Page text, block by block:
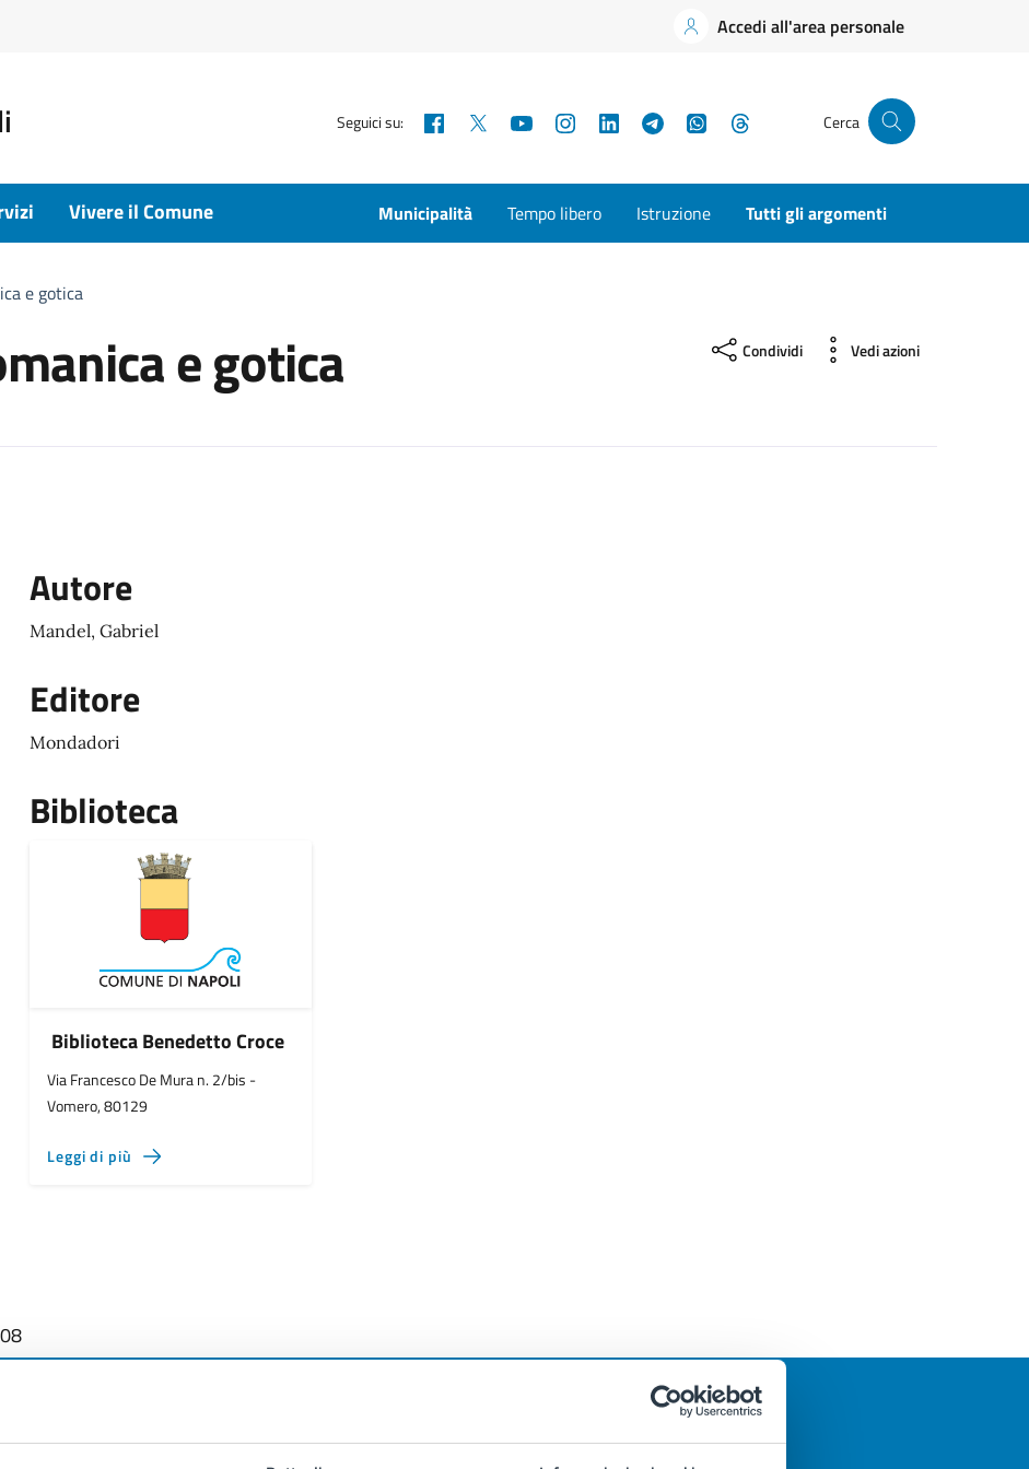
Accedi all'area personale
Seguici su: Facebook YouTubeInstagramLinkedInTelegramWhatsApp Cerca
Vivere il Comune Municipalità Tempo libero Istruzione Tutti gli argomenti
e gotica
e gotica Condividi Vedi azioni
Autore
Mandel, Gabriel
Editore
Mondadori
Biblioteca
Biblioteca Benedetto Croce
Via Francesco De Mura n. 2/bis -
Vomero, 80129
Leggi di più